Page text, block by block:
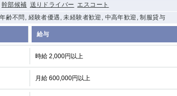
幹部候補 送りドライバー エスコート
齢不問, 経験者優遇, 未経験者歓迎, 中高年歓迎, 制服貸与
給与
時給 2,000円以上
月給 600,000円以上